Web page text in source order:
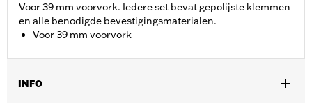
Voor 39 mm voorvork. Iedere set bevat gepolijste klemmen
en alle benodigde bevestigingsmaterialen.
Voor 39 mm voorvork
INFO